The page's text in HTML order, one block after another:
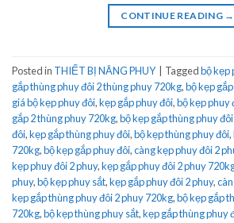
CONTINUE READING →
Posted in THIẾT BỊ NÂNG PHUY Taggedbộ kẹp
gắp thùng phuy đôi 2 thùng phuy 720kg,bộ kẹp
giá bộ kẹp phuy đôi,kẹp gắp phuy đôi,bộ kẹp phuy
gắp 2 thùng phuy 720kg,bộ kẹp gắp thùng phuy
đôi,kẹp gắp thùng phuy đôi,bộ kẹp thùng phuy đôi,
720kg,bộ kẹp gắp phuy đôi,càng kẹp phuy đôi 2
kẹp phuy đôi 2 phuy,kẹp gắp phuy đôi 2 phuy
phuy,bộ kẹp phuy sắt,kẹp gắp phuy đôi 2 phuy,
kẹp gắp thùng phuy đôi 2 phuy 720kg,bộ kẹp gắp
720kg,bộ kẹp thùng phuy sắt,kẹp gắp thùng phuy